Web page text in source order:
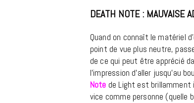
DEATH NOTE : MAUVAISE
Quand on connaît le matériel
point de vue plus neutre,
de ce qui peut être apprécié
l’impression d’aller jusqu’au
Note de Light est
vice comme personne (quelle